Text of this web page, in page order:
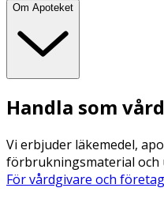
Om Apoteket
Handla som
Vi erbjuder läkemedel,
förbrukningsmaterial och
För vårdgivare och företag